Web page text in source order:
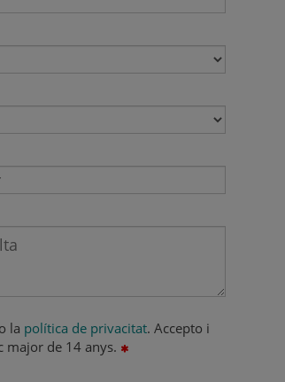
la política de privacitat. Accepto i
major de 14 anys.